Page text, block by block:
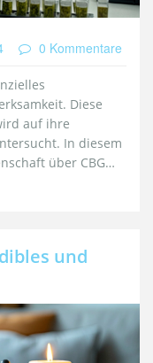
0 Kommentare
Diese
auf ihre
In diesem
über CBG
Schmerzen
und